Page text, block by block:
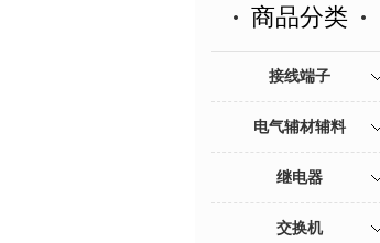
商品分类
接线端子
电气辅材辅料
继电器
交换机